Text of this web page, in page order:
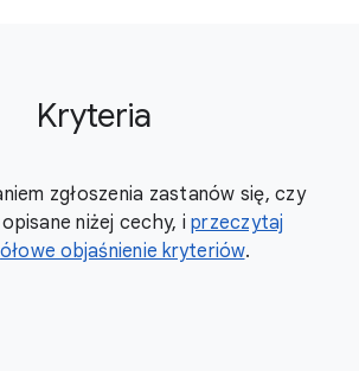
Kryteria
zgłoszenia zastanów się, czy
niżej cechy, i przeczytaj
objaśnienie kryteriów.